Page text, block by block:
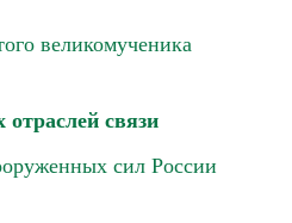
великомученика
отраслей связи
сил России